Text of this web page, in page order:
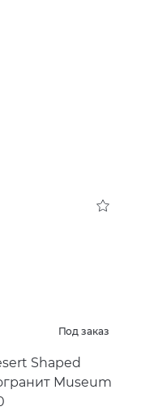
Под заказ
Shaped
Museum